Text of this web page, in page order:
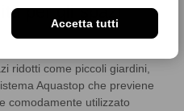
Accetta tutti
per gli spazi
ridotti come piccoli giardini,
Aquastop che previene
comodamente utilizzato